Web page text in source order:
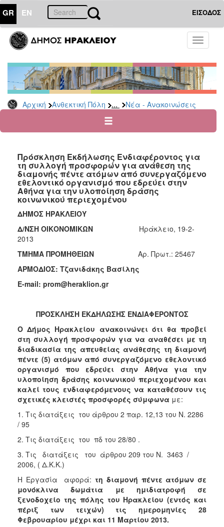
GR EN ΕΙΣΟΔΟΣ
Toggle
Αρχική Ανθεκτική Πόλη ... Νέα - Ανακοινώσεις
ΑΝΘΕΚΤΙΚΗ
ΠΟΛΗ
Κοινωνική
Πολιτική
Νέα
Ανακοινώσεις
για
Οικονομική
Αδυναμία
&
Φυσικές
Καταστροφές
Κοινοτικής
Φροντίδας
(Κ.Α.Π.Η.)
Κέντρα
Απασχόλησης
Ημερήσιας
Φροντίδας
Ηλικιωμένων
(Κ.Η.Φ.Η.)
Κ.Δ.Α.Π.Α.μεΑ.
Αδειοδότηση
&
Έλεγχος
Ιατρείο
Φιλοξενίας
Γυναικών
Κέντρο
Κοινότητας
Πρόσκληση Εκδήλωσης Ενδιαφέροντος για
τη συλλογή προσφορών για ανάθεση της
διαμονής πέντε ατόμων από συνεργαζόμενο
εθελοντικό οργανισμό που εδρεύει στην
Αθήνα για την υλοποίηση δράσης
κοινωνικού περιεχομένου
ΔΗΜΟΣ ΗΡΑΚΛΕΙΟΥ
Δ/ΝΣΗ ΟΙΚΟΝΟΜΙΚΩΝ Ηράκλειο, 19-2-
2013
ΤΜΗΜΑ ΠΡΟΜΗΘΕΙΩΝ Αρ. Πρωτ.: 25467
ΑΡΜΟΔΙΟΣ: Τζανιδάκης Βασίλης
E-mail: prom@heraklion.gr
ΠΡΟΣΚΛΗΣΗ ΕΚΔΗΛΩΣΗΣ ΕΝΔΙΑΦΕΡΟΝΤΟΣ
Ο Δήμος Ηρακλείου ανακοινώνει ότι θα προβεί
στη συλλογή προσφορών για να αναθέσει με τη
διαδικασία της απευθείας ανάθεσης τη διαμονή
πέντε (5) ατόμων από συνεργαζόμενο εθελοντικό
οργανισμό που εδρεύει στην Αθήνα για την
υλοποίηση δράσης κοινωνικού περιεχομένου και
καλεί τους ενδιαφερόμενους να καταθέσουν τις
σχετικές κλειστές προσφορές σύμφωνα με:
1. Τις διατάξεις του άρθρου 2 παρ. 12,13 του Ν. 2286
/ 95
2. Τις διατάξεις του πδ του 28/80 .
3. Τις διατάξεις του άρθρου 209 του Ν. 3463 /
2006, ( Δ.Κ.Κ.)
Η Εργασία αφορά: τη διαμονή πέντε ατόμων σε
μονόκλινα δωμάτια με ημιδιατροφή σε
ξενοδοχείο της πόλης του Ηρακλείου (εντός και
πέριξ των τειχών) τις ημερομηνίες 28
Φεβρουαρίου μέχρι και 11 Μαρτίου 2013.